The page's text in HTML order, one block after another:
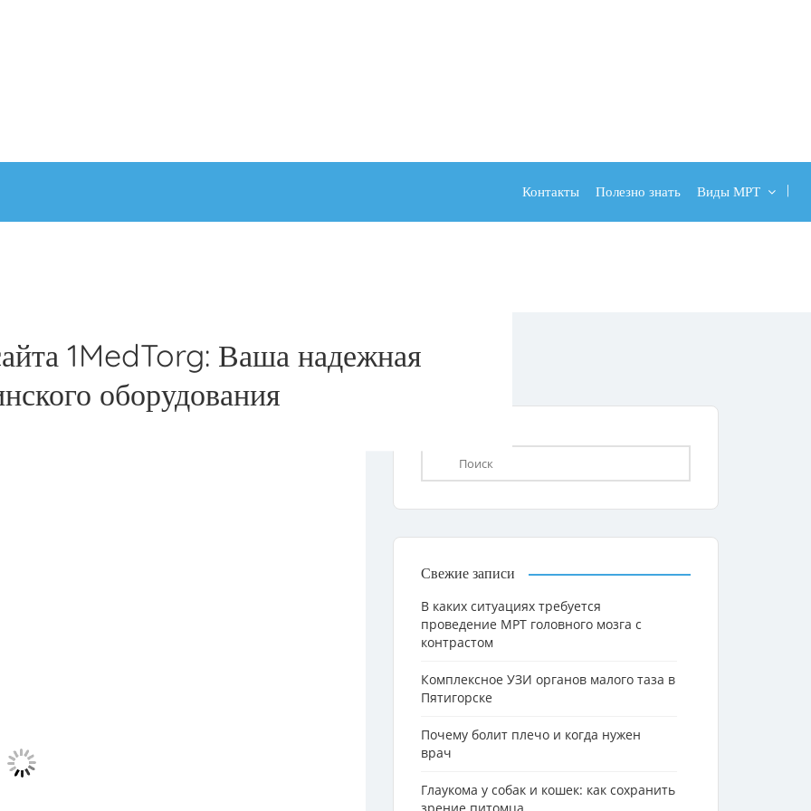
Контакты Полезно знать Виды МРТ
1MedTorg: Ваша надежная
оборудования
Свежие записи
В каких ситуациях требуется
проведение МРТ головного мозга с
контрастом
Комплексное УЗИ органов малого таза в
Пятигорске
Почему болит плечо и когда нужен
врач
Глаукома у собак и кошек: как сохранить